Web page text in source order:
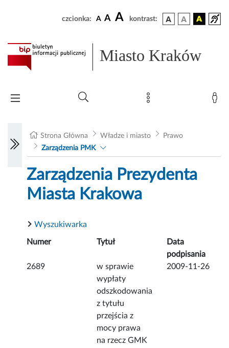
czcionka: A A A kontrast:
Miasto Kraków
Strona Główna Władze i miasto
Prawo
Zarządzenia PMK
Zarządzenia Prezydenta
Miasta Krakowa
Wyszukiwarka
Numer Tytuł
Data
podpisania
2689
w sprawie
wypłaty
odszkodowania
z tytułu
przejścia z
mocy prawa
na rzecz GMK
2009-11-26